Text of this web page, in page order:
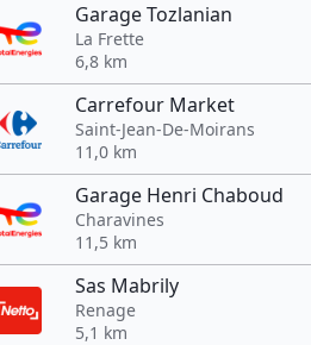
Garage Tozlanian
La Frette
6,8 km
Carrefour Market
Saint-Jean-De-Moirans
11,0 km
Garage Henri Chaboud
Charavines
11,5 km
Sas Mabrily
Renage
5,1 km